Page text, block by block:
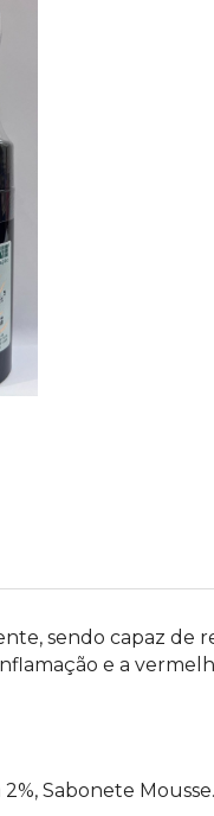
sendo capaz de
e a
2%, Sabonete Mousse.